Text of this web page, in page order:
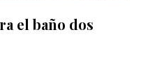
el baño dos